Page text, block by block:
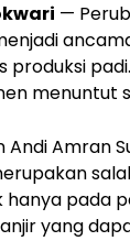
—
produksi
menuntut
Andi Amran
pada
yang